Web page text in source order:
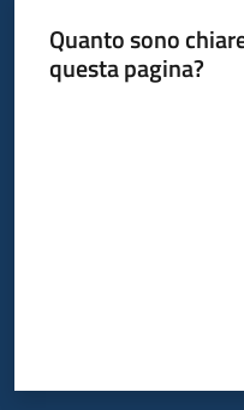
Seguici
Quanto sono
questa pagina?